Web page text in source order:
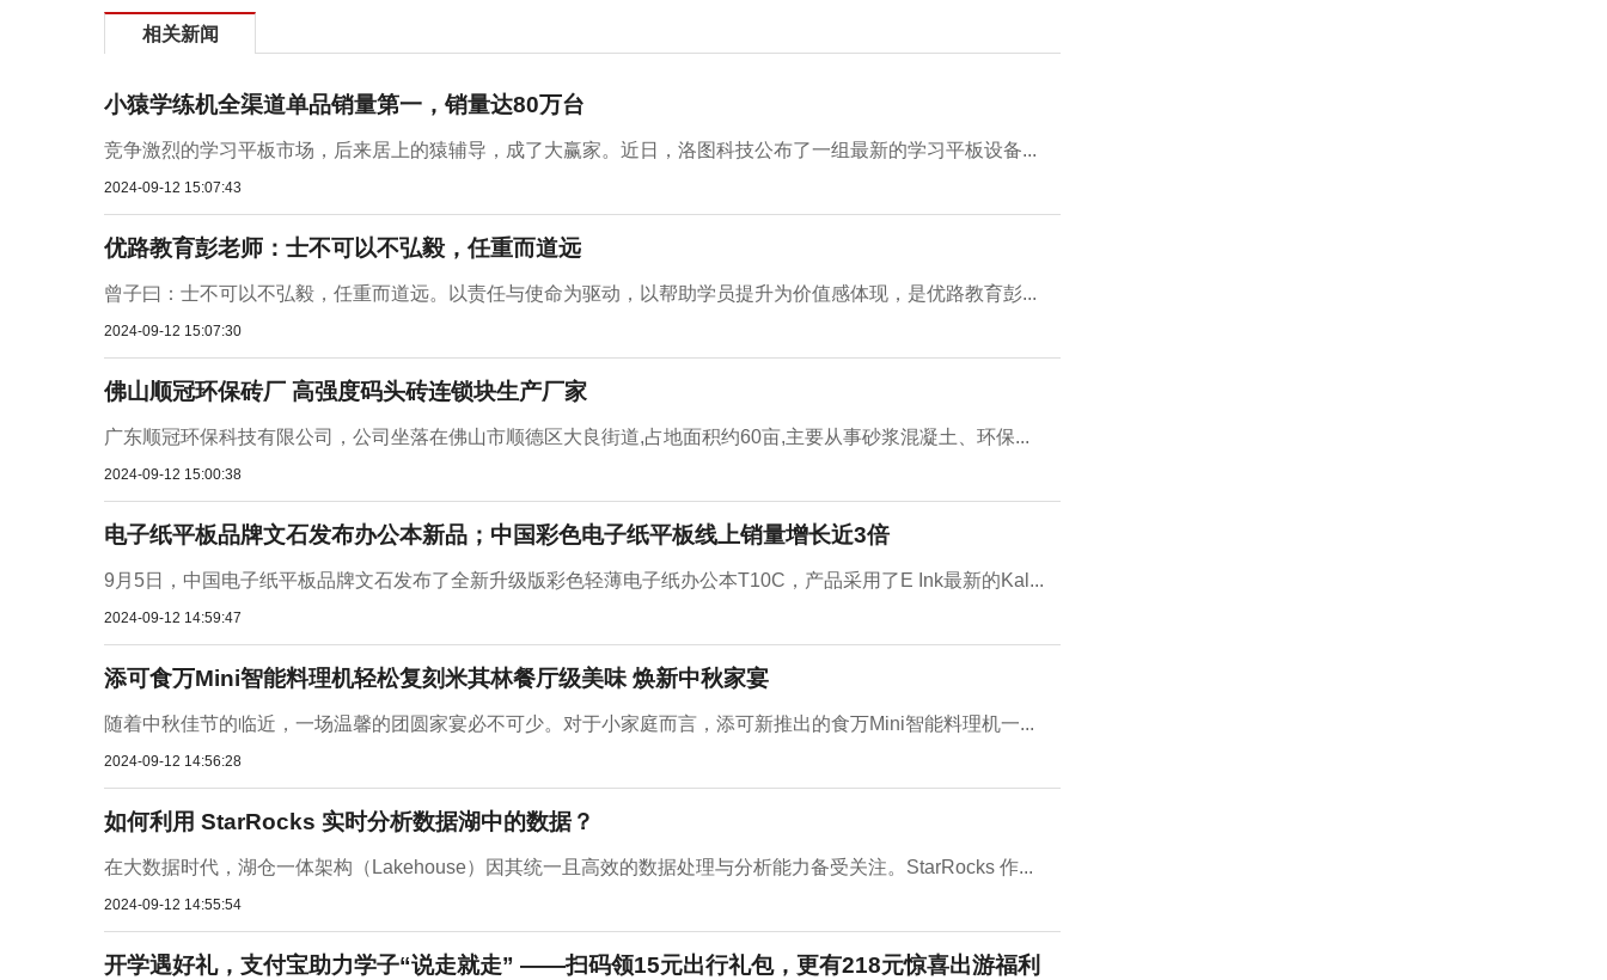
相关新闻
小猿学练机全渠道单品销量第一，销量达80万台
竞争激烈的学习平板市场，后来居上的猿辅导，成了大赢家。近日，洛图科技公布了一组最新的学习平板设备...
2024-09-12 15:07:43
优路教育彭老师：士不可以不弘毅，任重而道远
曾子曰：士不可以不弘毅，任重而道远。以责任与使命为驱动，以帮助学员提升为价值感体现，是优路教育彭...
2024-09-12 15:07:30
佛山顺冠环保砖厂 高强度码头砖连锁块生产厂家
广东顺冠环保科技有限公司，公司坐落在佛山市顺德区大良街道,占地面积约60亩,主要从事砂浆混凝土、环保...
2024-09-12 15:00:38
电子纸平板品牌文石发布办公本新品；中国彩色电子纸平板线上销量增长近3倍
9月5日，中国电子纸平板品牌文石发布了全新升级版彩色轻薄电子纸办公本T10C，产品采用了E Ink最新的Kal...
2024-09-12 14:59:47
添可食万Mini智能料理机轻松复刻米其林餐厅级美味 焕新中秋家宴
随着中秋佳节的临近，一场温馨的团圆家宴必不可少。对于小家庭而言，添可新推出的食万Mini智能料理机一...
2024-09-12 14:56:28
如何利用 StarRocks 实时分析数据湖中的数据？
在大数据时代，湖仓一体架构（Lakehouse）因其统一且高效的数据处理与分析能力备受关注。StarRocks 作...
2024-09-12 14:55:54
开学遇好礼，支付宝助力学子“说走就走” ——扫码领15元出行礼包，更有218元惊喜出游福利